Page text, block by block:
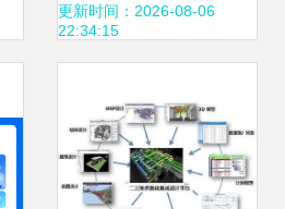
专项 助力信息科技
更新时间：2026-08-06
22:34:15